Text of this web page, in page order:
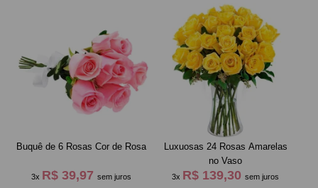
Buquê de 6 Rosas Cor de Rosa
3x R$ 39,97 sem juros
Luxuosas 24 Rosas Amarelas
no Vaso
3x R$ 139,30sem juros